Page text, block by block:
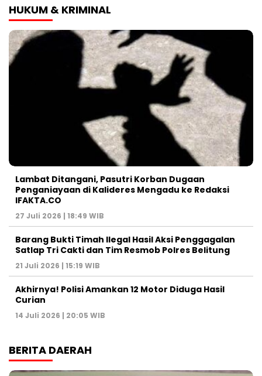
HUKUM & KRIMINAL
Lambat Ditangani, Pasutri Korban Dugaan
Penganiayaan di Kalideres Mengadu ke Redaksi
IFAKTA.CO
27 Juli 2026 | 18:49 WIB
Barang Bukti Timah Ilegal Hasil Aksi Penggagalan
Satlap Tri Cakti dan Tim Resmob Polres Belitung
21 Juli 2026 | 15:19 WIB
Akhirnya! Polisi Amankan 12 Motor Diduga Hasil
Curian
14 Juli 2026 | 20:05 WIB
BERITA DAERAH